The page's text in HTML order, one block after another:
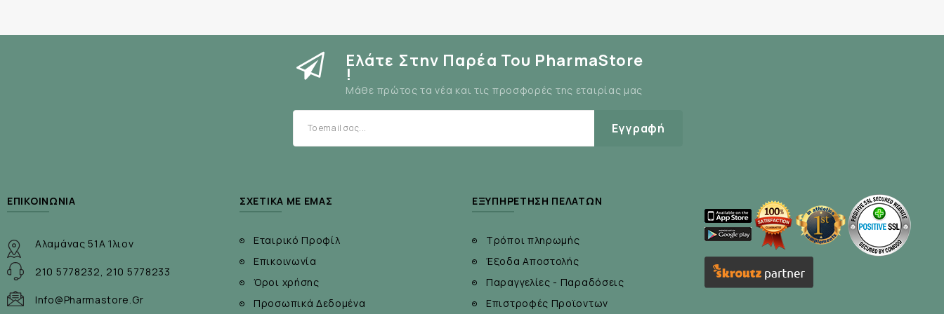
1 φύλλο οδηγιών χρήσης
Ελάτε Στην Παρέα Του PharmaStore
!
Μάθε πρώτος τα νέα και τις προσφορές της εταιρίας μας
Εγγραφή
ΕΠΙΚΟΙΝΩΝΊΑ
Αλαμάνας 51Α Ίλιον
210 5778232, 210 5778233
Info@pharmastore.gr
ΣΧΕΤΙΚΆ ΜΕ ΕΜΆΣ
Εταιρικό Προφίλ
Επικοινωνία
Όροι χρήσης
Προσωπικά Δεδομένα
ΕΞΥΠΗΡΈΤΗΣΗ ΠΕΛΑΤΏΝ
Τρόποι πληρωμής
Έξοδα Αποστολής
Παραγγελίες - Παραδόσεις
Επιστροφές Προϊοντων